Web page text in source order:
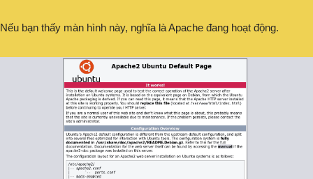
Nếu bạn thấy màn hình này, nghĩa là Apache đang hoạt động.